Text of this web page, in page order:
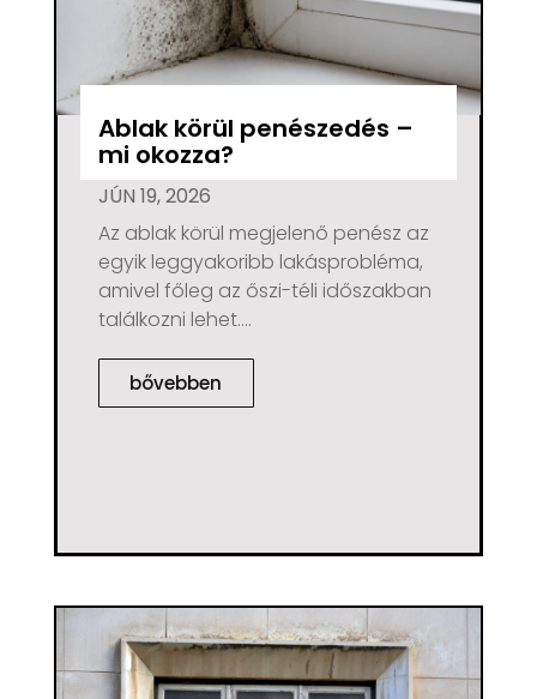
Ablak körül penészedés –
mi okozza?
JÚN 19, 2026
Az ablak körül megjelenő penész az
egyik leggyakoribb lakásprobléma,
amivel főleg az őszi-téli időszakban
találkozni lehet....
bővebben